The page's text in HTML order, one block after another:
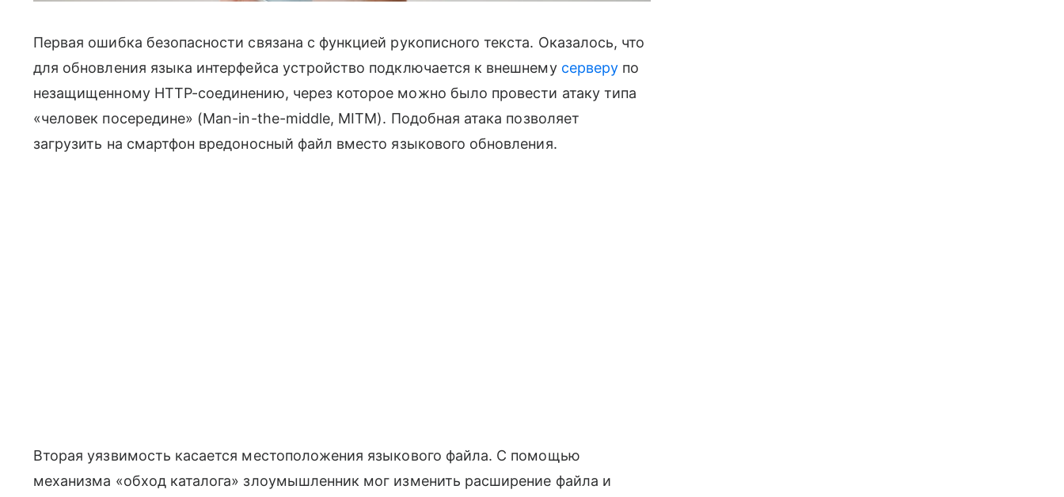
Первая ошибка безопасности связана с функцией рукописного текста. Оказалось, что
для обновления языка интерфейса устройство подключается к внешнему серверу по
незащищенному HTTP-соединению, через которое можно было провести атаку типа
«человек посередине» (Man-in-the-middle, MITM). Подобная атака позволяет
загрузить на смартфон вредоносный файл вместо языкового обновления.
Вторая уязвимость касается местоположения языкового файла. С помощью
механизма «обход каталога» злоумышленник мог изменить расширение файла и